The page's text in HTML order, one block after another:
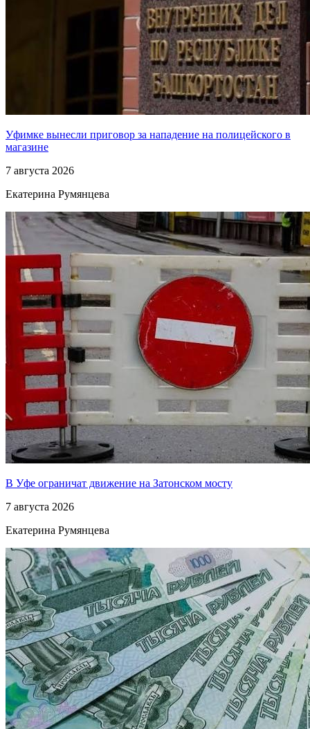
Уфимке вынесли приговор за нападение на полицейского в
магазине
7 августа 2026
Екатерина Румянцева
В Уфе ограничат движение на Затонском мосту
7 августа 2026
Екатерина Румянцева